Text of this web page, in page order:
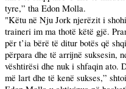
tyre,” tha Edon Molla.
"Këtu në Nju Jork njerëzit i
traineri im ma thotë këtë gjë.
për t’ia bërë të ditur botës që
përpara dhe të arrijnë suksesin,
vështirësi dhe nuk i shfaqin ato.
më lart dhe të kenë sukses,”